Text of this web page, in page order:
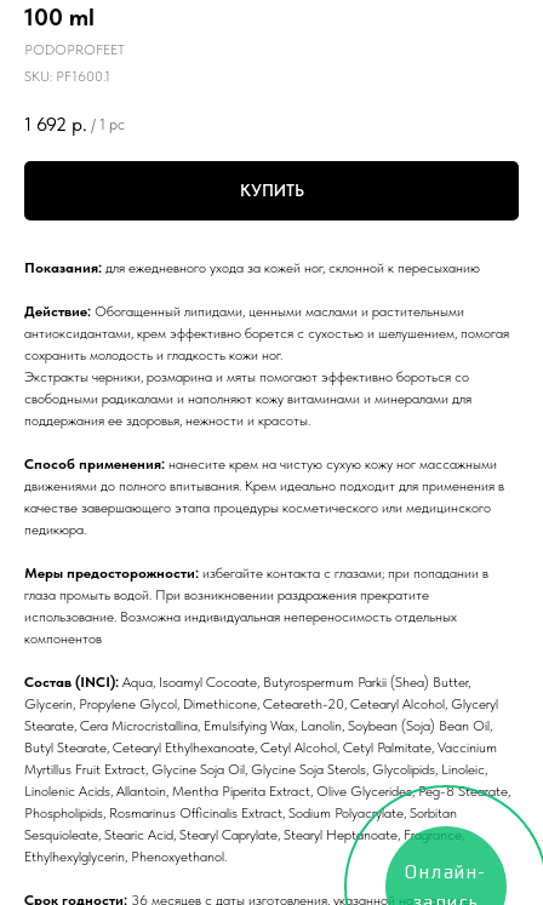
100 ml
PODOPROFEET
SKU: PF1600.1
1 692 р. / 1 pc
КУПИТЬ
Показания: для ежедневного ухода за кожей ног, склонной к пересыханию
Действие: Обогащенный липидами, ценными маслами и растительными
антиоксидантами, крем эффективно борется с сухостью и шелушением, помогая
сохранить молодость и гладкость кожи ног.
Экстракты черники, розмарина и мяты помогают эффективно бороться со
свободными радикалами и наполняют кожу витаминами и минералами для
поддержания ее здоровья, нежности и красоты.
Способ применения: нанесите крем на чистую сухую кожу ног массажными
движениями до полного впитывания. Крем идеально подходит для применения в
качестве завершающего этапа процедуры косметического или медицинского
педикюра.
Меры предосторожности: избегайте контакта с глазами; при попадании в
глаза промыть водой. При возникновении раздражения прекратите
использование. Возможна индивидуальная непереносимость отдельных
компонентов
Состав (INCI): Aqua, Isoamyl Cocoate, Butyrospermum Parkii (Shea) Butter,
Glycerin, Propylene Glycol, Dimethicone, Ceteareth-20, Cetearyl Alcohol, Glyceryl
Stearate, Cera Microcristallina, Emulsifying Wax, Lanolin, Soybean (Soja) Bean Oil,
Butyl Stearate, Cetearyl Ethylhexanoate, Cetyl Alcohol, Cetyl Palmitate, Vaccinium
Myrtillus Fruit Extract, Glycine Soja Oil, Glycine Soja Sterols, Glycolipids, Linoleic,
Linolenic Acids, Allantoin, Mentha Piperita Extract, Olive Glycerides, Peg-8 Stearate,
Phospholipids, Rosmarinus Officinalis Extract, Sodium Polyacrylate, Sorbitan
Sesquioleate, Stearic Acid, Stearyl Caprylate, Stearyl Heptanoate, Fragrance,
Ethylhexylglycerin, Phenoxyethanol.
Срок годности: 36 месяцев с даты изготовления, указанной на упаковке.
Онлайн-